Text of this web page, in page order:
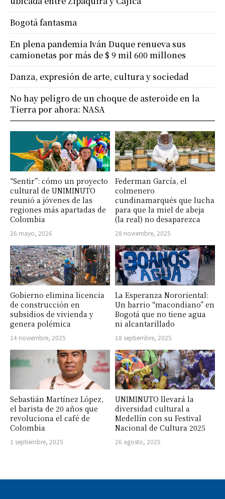
“Sentir”: cómo un proyecto
cultural de UNIMINUTO
reunió a jóvenes de las
regiones más apartadas de
Colombia
26 mayo, 2026
Federman García, el
colmenero
cundinamarqués que lucha
para que la miel de abeja
(la real) no desaparezca
28 noviembre, 2025
Gobierno elimina licencia
de construcción en
subsidios de vivienda y
genera polémica
14 noviembre, 2025
La Esperanza Nororiental:
Un barrio “macondiano” en
Bogotá que no tiene agua
ni alcantarillado
18 septiembre, 2025
Sebastián Martínez López,
el barista de 20 años que
revoluciona el café de
Colombia
1 septiembre, 2025
UNIMINUTO llevará la
diversidad cultural a
Medellín con su Festival
Nacional de Cultura 2025
26 agosto, 2025
Bogotá fantasma
En plena pandemia Iván Duque renueva sus
camionetas por más de $ 9 mil 600 millones
Danza, expresión de arte, cultura y sociedad
No hay peligro de un choque de asteroide en la
Tierra por ahora: NASA